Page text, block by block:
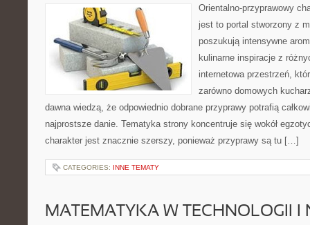
Orientalno-przyprawowy
jest to portal stworzony z
poszukują intensywne
kulinarne inspiracje z
internetowa przestrzeń,
zarówno domowych
dawna wiedzą, że odpowiednio dobrane przyprawy potrafią
najprostsze danie. Tematyka strony koncentruje się wokół
charakter jest znacznie szerszy, ponieważ przyprawy są tu […]
CATEGORIES: INNE TEMATY
MATEMATYKA W TECHNOLOGII I